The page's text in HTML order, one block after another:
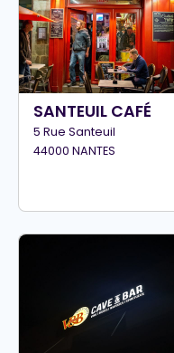
SANTEUIL CAFÉ
5 Rue Santeuil
44000 NANTES